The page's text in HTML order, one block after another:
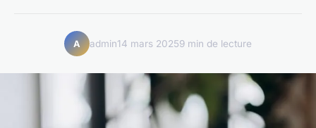
A admin14 mars 20259 min de lecture